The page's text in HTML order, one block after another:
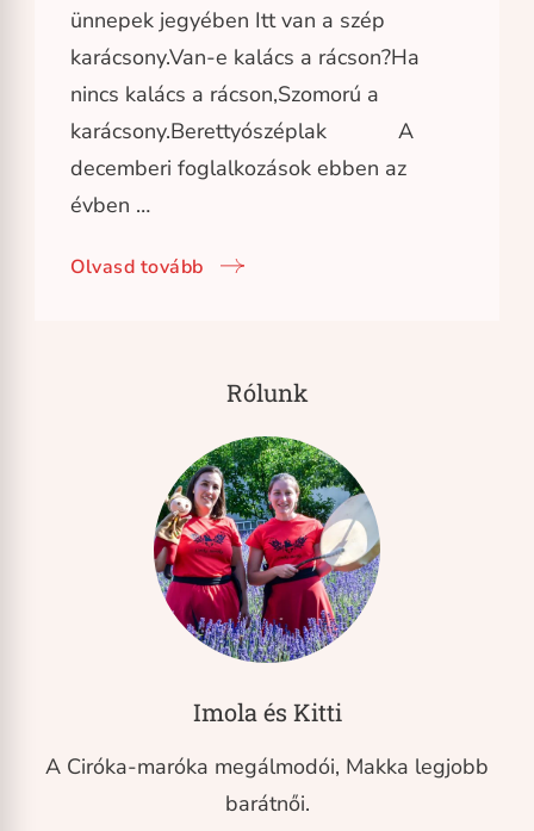
ünnepek jegyében Itt van a szép
karácsony.Van-e kalács a rácson?Ha
nincs kalács a rácson,Szomorú a
karácsony.Berettyószéplak A
decemberi foglalkozások ebben az
évben …
Olvasd tovább
Rólunk
Imola és Kitti
A Ciróka-maróka megálmodói, Makka legjobb
barátnői.